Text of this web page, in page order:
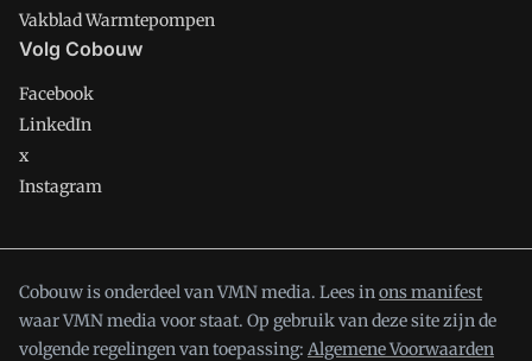
Vakblad Warmtepompen
Volg Cobouw
Facebook
LinkedIn
x
Instagram
Cobouw is onderdeel van VMN media. Lees inons manifest
waar VMN media voor staat. Op gebruik van deze site zijn de
volgende regelingen van toepassing: Algemene Voorwaarden